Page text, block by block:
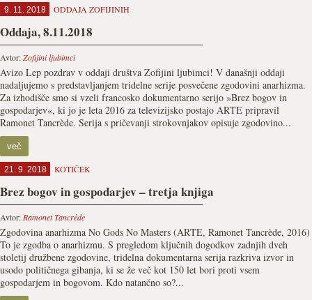
9. 11. 2018 ODDAJA ZOFIJINIH
Oddaja, 8.11.2018
Avtor:Zofijini ljubimci
Avizo Lep pozdrav v oddaji društva Zofijini ljubimci! V današnji oddaji
nadaljujemo s predstavljanjem tridelne serije posvečene zgodovini anarhizma.
Za izhodišče smo si vzeli francosko dokumentarno serijo »Brez bogov in
gospodarjev«, ki jo je leta 2016 za televizijsko postajo ARTE pripravil
Ramonet Tancrède. Serija s pričevanji strokovnjakov opisuje zgodovino...
več
21. 9. 2018 KOTIČEK
Brez bogov in gospodarjev – tretja knjiga
Avtor: Ramonet Tancrède
Zgodovina anarhizma No Gods No Masters (ARTE, Ramonet Tancrède, 2016)
To je zgodba o anarhizmu. S pregledom ključnih dogodkov zadnjih dveh
stoletij družbene zgodovine, tridelna dokumentarna serija razkriva izvor in
usodo političnega gibanja, ki se že več kot 150 let bori proti vsem
gospodarjem in bogovom. Kdo natančno so?...